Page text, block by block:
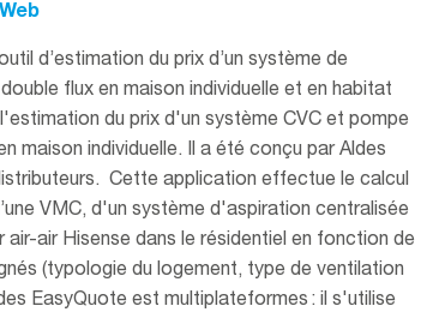
d’estimation du prix d’un système de
flux en maison individuelle et en habitat
du prix d'un système CVC et pompe
maison individuelle. Il a été conçu par Aldes
Cette application effectue le calcul
VMC, d'un système d'aspiration centralisée
air Hisense dans le résidentiel en fonction de
(typologie du logement, type de ventilation
EasyQuote est multiplateformes : il s'utilise